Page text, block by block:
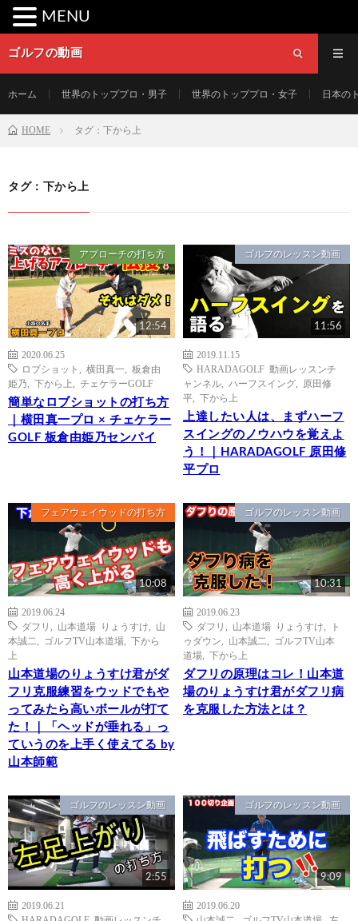
ゴルフの動画
ホーム 世界のトッププロ・男子 世界のトッププロ・女子 日本の
HOME タグ：下から上
タグ：下から上
アプローチの打ち方
12:54
2020.06.25
ロブショット
横田真一
板倉由
姫乃
下から上 チェケラーGOLF
簡単なロブショットの打ち方
｜横田真一プロ × チェケラー
GOLF 板倉由姫乃センパイ
ゴルフのレッスン動画
11:56
2019.11.15
HARADAGOLF 動画レッスンチ
ャンネル
ハーフスイング
原田修
平
下から上
上達したい人は、まずハーフ
スイングのノウハウを覚えよ
う！｜HARADAGOLF 原田修
平プロ
フェアウェイウッドの打ち方
10:08
2019.06.24
ダフリ
山本道場 りょうすけ
山
本誠二
ゴルフTV山本道場
下から
上
山本道場のりょうすけ君がダ
フリ克服練習をウッドでもや
ってみたら高いボールが打て
た！｜「ヘッドが垂れる」っ
ていうのを上手く使えてる by
山本師範
ゴルフのレッスン動画
10:31
2019.06.23
ダフリ
山本道場 りょうすけ
ト
ゥダウン
山本誠二
ゴルフTV山本
道場
下から上
ダフリの原理はコレ！山本道
場のりょうすけ君がダフリ病
を克服した方法とは？
ゴルフのレッスン動画
2:55
2019.06.21
ゴルフのレッスン動画
9:09
2019.06.20
MENU